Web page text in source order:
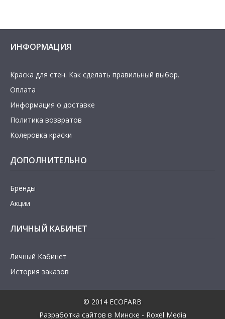
ИНФОРМАЦИЯ
Краска для стен. Как сделать правильный выбор.
Оплата
Информация о доставке
Политика возвратов
Колеровка краски
ДОПОЛНИТЕЛЬНО
Бренды
Акции
ЛИЧНЫЙ КАБИНЕТ
Личный Кабинет
История заказов
© 2014 ECOFARB
Разработка сайтов в Минске - Roxel Media